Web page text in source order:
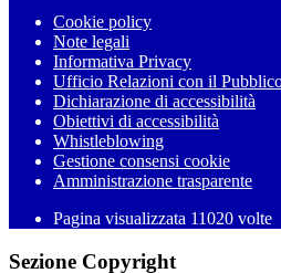
Cookie policy
Note legali
Informativa Privacy
Ufficio Relazioni con il
Dichiarazione di accessibilità
Obiettivi di accessibilità
Whistleblowing
Gestione consensi cookie
Amministrazione trasparente
Pagina visualizzata 11020 volte
Sezione Copyright